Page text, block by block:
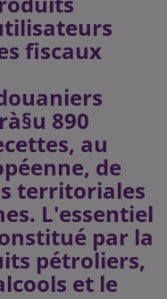
fiscaux
890
au
de
territoriales
L'essentiel
par la
pétroliers,
et le